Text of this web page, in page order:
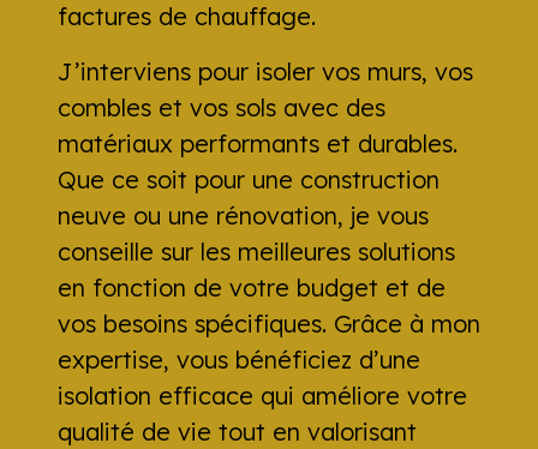
factures de chauffage.
J’interviens pour isoler vos murs, vos
combles et vos sols avec des
matériaux performants et durables.
Que ce soit pour une construction
neuve ou une rénovation, je vous
conseille sur les meilleures solutions
en fonction de votre budget et de
vos besoins spécifiques. Grâce à mon
expertise, vous bénéficiez d’une
isolation efficace qui améliore votre
qualité de vie tout en valorisant